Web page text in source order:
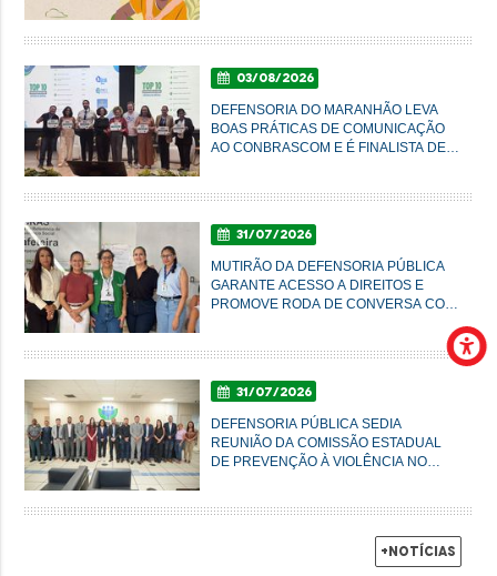
03/08/2026
DEFENSORIA DO MARANHÃO LEVA
BOAS PRÁTICAS DE COMUNICAÇÃO
AO CONBRASCOM E É FINALISTA DE
31/07/2026
MUTIRÃO DA DEFENSORIA PÚBLICA
GARANTE ACESSO A DIREITOS E
PROMOVE RODA DE CONVERSA COM
31/07/2026
DEFENSORIA PÚBLICA SEDIA
REUNIÃO DA COMISSÃO ESTADUAL
DE PREVENÇÃO À VIOLÊNCIA NO
+Notícias